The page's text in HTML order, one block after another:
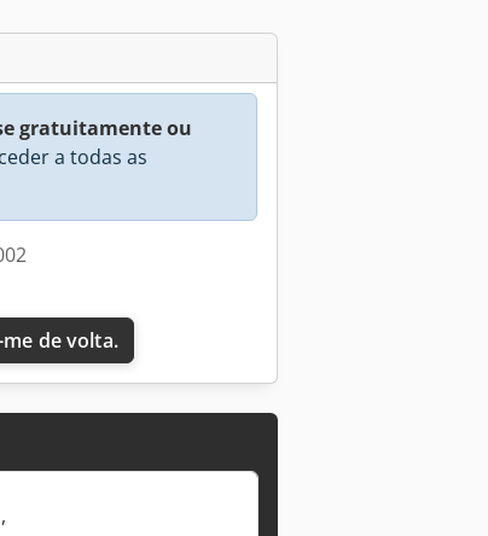
gratuitamente ou
a todas as
de volta.